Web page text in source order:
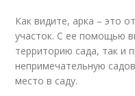
Как видите, арка – это
участок. С ее помощью
территорию сада, так и
непримечательную
место в саду.